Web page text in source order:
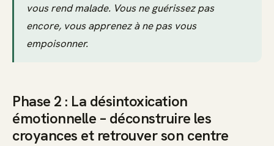
vous rend malade. Vous ne guérissez pas
encore, vous apprenez à ne pas vous
empoisonner.
Phase 2 : La désintoxication
émotionnelle – déconstruire les
croyances et retrouver son centre